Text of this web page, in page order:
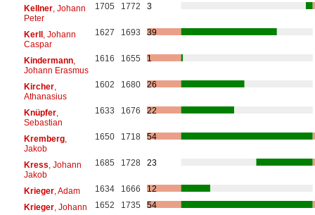
Kellner, Johann
Peter
1705 1772 3
Kerll, Johann
Caspar
1627 1693 39
Kindermann,
Johann Erasmus
1616 1655 1
Kircher,
Athanasius
1602 1680 26
Knüpfer,
Sebastian
1633 1676 22
Kremberg,
Jakob
1650 1718 54
Kress , Johann
Jakob
1685 1728 23
Krieger, Adam 1634 1666
12
Krieger, Johann 1652 1735
54